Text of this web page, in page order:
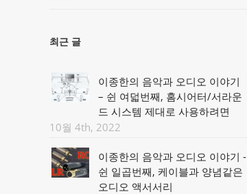
최근 글
이종한의 음악과 오디오 이야기
– 쉰 여덟번째, 홈시어터/서라운
드 시스템 제대로 사용하려면
10월 4th, 2022
이종한의 음악과 오디오 이야기 -
쉰 일곱번째, 케이블과 양념같은
오디오 액서서리